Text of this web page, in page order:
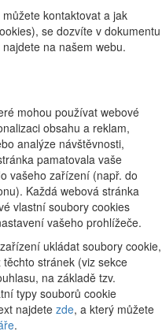
kontaktovat a jak
se dozvíte v dokumentu
na našem webu.
mohou používat webové
obsahu a reklam,
analýze návštěvnosti,
pamatovala vaše
vašeho zařízení (např. do
Každá webová stránka
vlastní soubory cookies
vašeho prohlížeče.
ukládat soubory cookie,
stránek (viz sekce
na základě tzv.
typy souborů cookie
najdete zde, a který můžete
.